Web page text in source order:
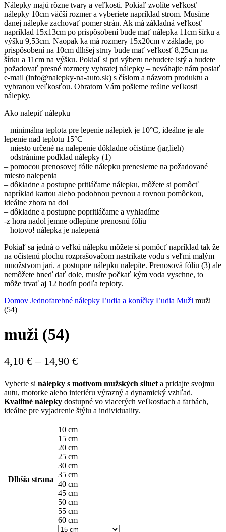
Nálepky majú rôzne tvary a veľkosti. Pokiaľ zvolíte veľkosť
nálepky 10cm väčší rozmer a vyberiete napríklad strom. Musíme
danej nálepke zachovať pomer strán. Ak má základná veľkosť
napríklad 15x13cm po prispôsobení bude mať nálepka 11cm šírku a
výšku 9,53cm. Naopak ka má rozmery 15x20cm v základe, po
prispôsobení na 10cm dlhšej strny bude mať veľkosť 8,25cm na
šírku a 11cm na výšku. Pokiaľ si pri výberu nebudete istý a budete
požadovať presné rozmery vybratej nálepky – neváhajte nám poslať
e-mail (info@nalepky-na-auto.sk) s číslom a názvom produktu a
vybranou veľkosťou. Obratom Vám pošleme reálne veľkosti
nálepky.
Ako nalepiť nálepku
– minimálna teplota pre lepenie nálepiek je 10°C, ideálne je ale
lepenie nad teplotu 15°C
– miesto určené na nalepenie dôkladne očistíme (jar,lieh)
– odstránime podklad nálepky (1)
– pomocou prenosovej fólie nálepku prenesieme na požadované
miesto nalepenia
– dôkladne a postupne pritláčame nálepku, môžete si pomôcť
napríklad kartou alebo podobnou pevnou a rovnou pomôckou,
ideálne zhora na dol
– dôkladne a postupne popritláčame a vyhladíme
-z hora nadol jemne odlepíme prenosnú fóliu
– hotovo! nálepka je nalepená
Pokiaľ sa jedná o veľkú nálepku môžete si pomôcť napríklad tak že
na očistenú plochu rozprašovačom nastrikate vodu s veľmi malým
množstvom jari. a postupne nálepku nalepíte. Prenosovä fóliu (3) ale
nemôžete hneď dať dole, musíte počkať kým voda vyschne, to
môže trvať aj 12 hodín podľa teploty.
Domov Jednofarebné nálepky Ľudia a koníčky Ľudia Muži muži
(54)
muži (54)
4,10 € – 14,90 €Price
4,10 €
through
14,90 €
Vyberte si nálepky s motívom mužských silueta pridajte svojmu
autu, motorke alebo interiéru výrazný a dynamický vzhľad.
Kvalitné nálepky dostupné vo viacerých veľkostiach a farbách,
ideálne pre vyjadrenie štýlu a individuality.
Dlhšia strana
10 cm
15 cm
20 cm
25 cm
30 cm
35 cm
40 cm
45 cm
50 cm
55 cm
60 cm